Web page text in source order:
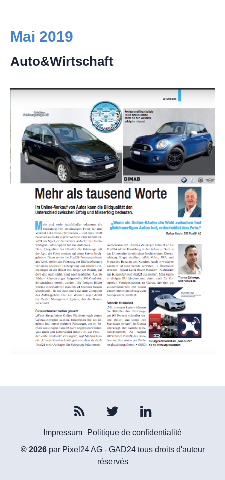
Mai 2019
Auto&Wirtschaft
© 2026par Pixel24 AG - GAD24 tous droits d'auteur
réservés
Impressum Politique de confidentialité